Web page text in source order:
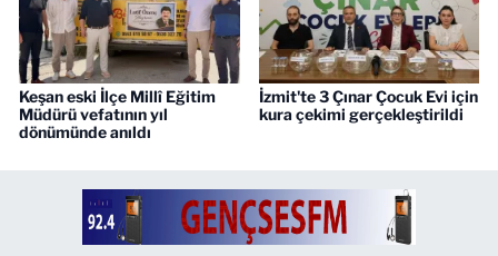
Keşan eski İlçe Millî Eğitim
Müdürü vefatının yıl
dönümünde anıldı
İzmit'te 3 Çınar Çocuk Evi için
kura çekimi gerçekleştirildi